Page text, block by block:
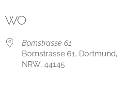
WO
Bornstrasse 61
Bornstrasse 61, Dortmund,
NRW, 44145